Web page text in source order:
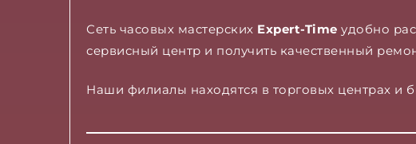
Сеть часовых мастерских Expert-Time удобно
сервисный центр и получить качественный
Наши филиалы находятся в торговых центрах и